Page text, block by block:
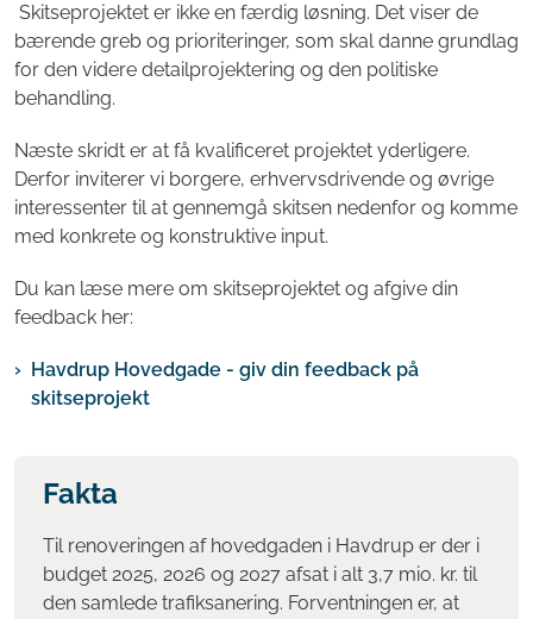
Skitseprojektet er ikke en færdig løsning. Det viser de
bærende greb og prioriteringer, som skal danne grundlag
for den videre detailprojektering og den politiske
behandling.
Næste skridt er at få kvalificeret projektet yderligere.
Derfor inviterer vi borgere, erhvervsdrivende og øvrige
interessenter til at gennemgå skitsen nedenfor og komme
med konkrete og konstruktive input.
Du kan læse mere om skitseprojektet og afgive din
feedback her:
Havdrup Hovedgade - giv din feedback på
skitseprojekt
Fakta
Til renoveringen af hovedgaden i Havdrup er der i
budget 2025, 2026 og 2027 afsat i alt 3,7 mio. kr. til
den samlede trafiksanering. Forventningen er, at